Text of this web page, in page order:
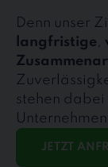
Denn unser
langfristige,
stehen dabei
JETZT